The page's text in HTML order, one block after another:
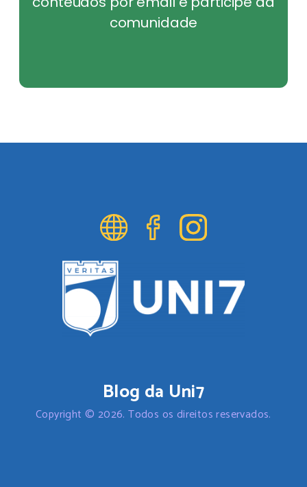
comunidade
Blog da Uni7
Copyright © 2026. Todos os direitos reservados.